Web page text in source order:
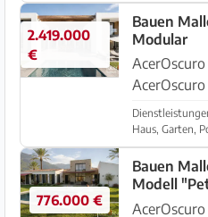
und Ibiza,
Basis von
2.419.000
€
Bauen
Modular
Mallorca Nachhaltig und
und Ibiza,
Basis von
Haus, Garten,
776.000 €
Bauen
Modell